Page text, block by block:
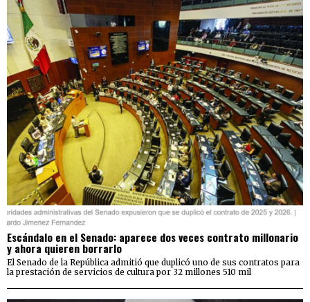
Escándalo en el Senado: aparece dos veces contrato millonario
y ahora quieren borrarlo
El Senado de la República admitió que duplicó uno de sus contratos para
la prestación de servicios de cultura por 32 millones 510 mil